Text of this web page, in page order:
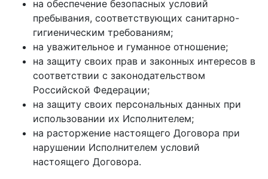
на обеспечение безопасных условий
пребывания, соответствующих санитарно-
гигиеническим требованиям;
на уважительное и гуманное отношение;
на защиту своих прав и законных интересов в
соответствии с законодательством
Российской Федерации;
на защиту своих персональных данных при
использовании их Исполнителем;
на расторжение настоящего Договора при
нарушении Исполнителем условий
настоящего Договора.